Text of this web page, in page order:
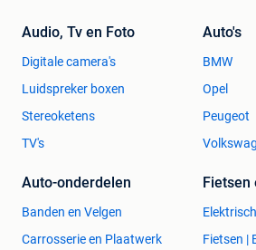
Audio, Tv en Foto
Digitale camera's
Luidspreker boxen
Stereoketens
TV's
Auto's
BMW
Opel
Peugeot
Auto-onderdelen
Banden en Velgen
Carrosserie en Plaatwerk
Fietsen |